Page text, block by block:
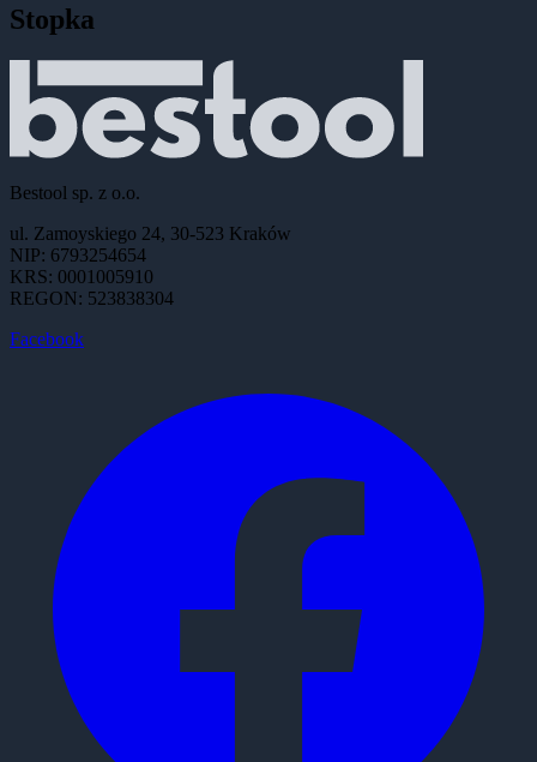
Stopka
Bestool sp. z o.o.
ul. Zamoyskiego 24, 30-523 Kraków
NIP: 6793254654
KRS: 0001005910
REGON: 523838304
Facebook